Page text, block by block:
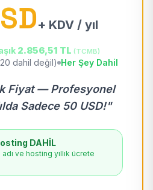
+ KDV / yıl
2.856,51 TL (TCMB)
dahil değil) Her Şey Dahil
Fiyat — Profesyonel
Sadece 50 USD!"
DAHİL
ve hosting yıllık ücrete